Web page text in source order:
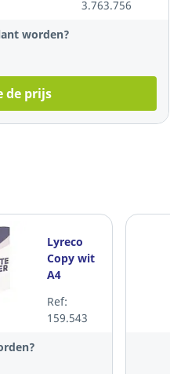
g, per 500 vel
3.763.756
worden?
de prijs
Lyreco
Copy wit
A4
g, per
doos van
Ref:
159.543